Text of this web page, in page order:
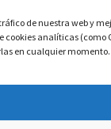
de nuestra web y
cookies analíticas (como
en cualquier momento.